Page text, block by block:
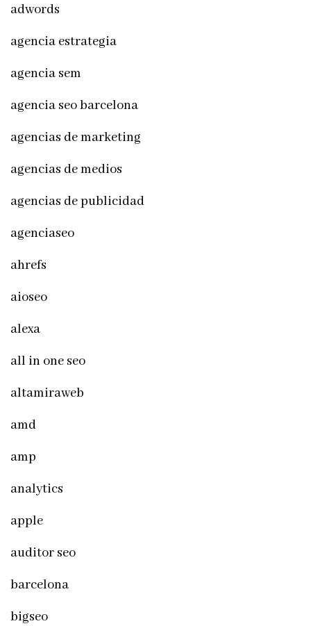
adwords
agencia estrategia
agencia sem
agencia seo barcelona
agencias de marketing
agencias de medios
agencias de publicidad
agenciaseo
ahrefs
aioseo
alexa
all in one seo
altamiraweb
amd
amp
analytics
apple
auditor seo
barcelona
bigseo